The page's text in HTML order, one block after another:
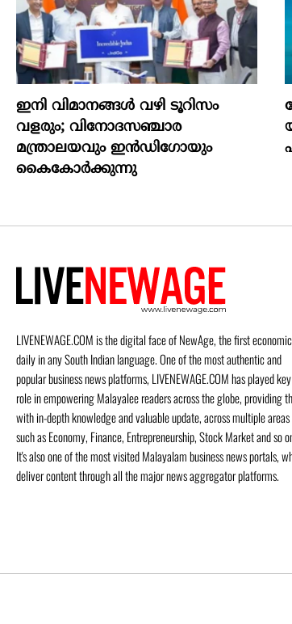
ഇനി വിമാനങ്ങള്‍ വഴി ടൂറിസം
വളരും; വിനോദസഞ്ചാര
മന്ത്രാലയവും ഇന്‍ഡിഗോയും
കൈകോര്‍ക്കുന്നു
LIVENEWAGE.COM is the digital face of NewAge, the first economic
daily in any South Indian language. One of the most authentic and
popular business news platforms, LIVENEWAGE.COM has played key
role in empowering Malayalee readers across the globe, providing
with in-depth knowledge and valuable update, across multiple areas
such as Economy, Finance, Entrepreneurship, Stock Market and so
It's also one of the most visited Malayalam business news portals,
deliver content through all the major news aggregator platforms.